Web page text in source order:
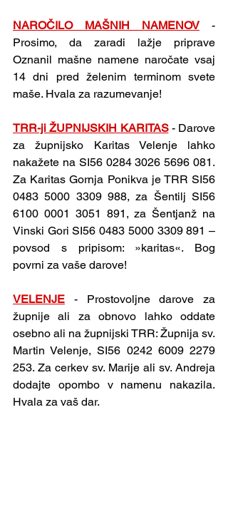
NAROČILO MAŠNIH NAMENOV -
Prosimo, da zaradi lažje priprave
Oznanil mašne namene naročate vsaj
14 dni pred želenim terminom svete
maše. Hvala za razumevanje!
TRR-ji ŽUPNIJSKIH KARITAS - Darove
za župnijsko Karitas Velenje lahko
nakažete na SI56 0284 3026 5696 081.
Za Karitas Gornja Ponikva je TRR SI56
0483 5000 3309 988, za Šentilj SI56
6100 0001 3051 891, za Šentjanž na
Vinski Gori SI56 0483 5000 3309 891 –
povsod s pripisom: »karitas«. Bog
povrni za vaše darove!
VELENJE - Prostovoljne darove za
župnije ali za obnovo lahko oddate
osebno ali na župnijski TRR: Župnija sv.
Martin Velenje, SI56 0242 6009 2279
253. Za cerkev sv. Marije ali sv. Andreja
dodajte opombo v namenu nakazila.
Hvala za vaš dar.